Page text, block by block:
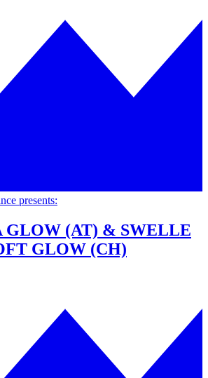
presents:
GLOW (AT) & SWELLE
GLOW (CH)